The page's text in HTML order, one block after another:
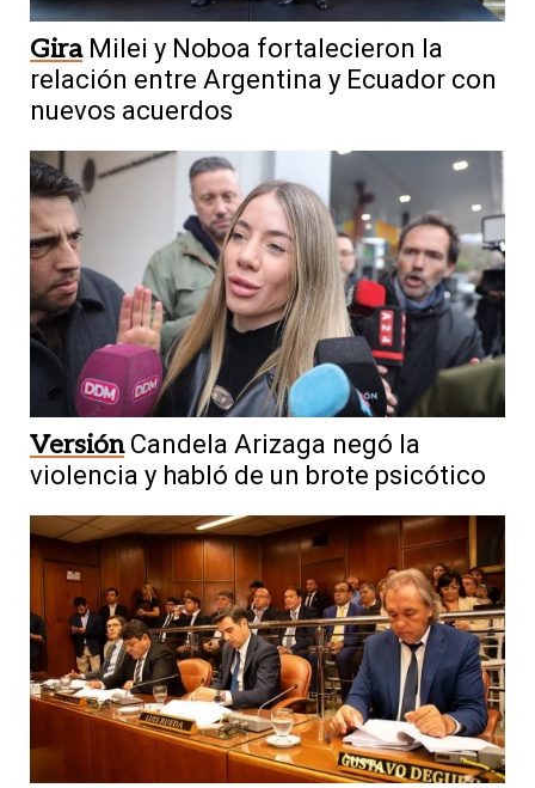
Gira Milei y Noboa fortalecieron la
relación entre Argentina y Ecuador con
nuevos acuerdos
Versión Candela Arizaga negó la
violencia y habló de un brote psicótico